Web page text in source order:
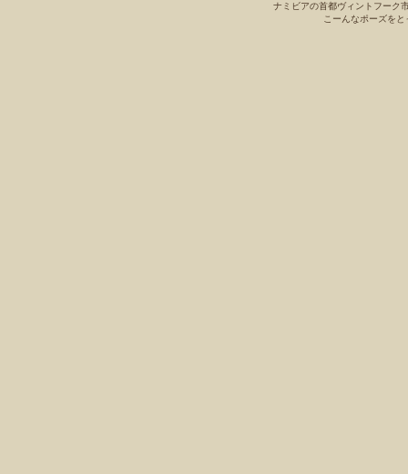
ナミビアの首都ヴィントフーク
こーんなポーズを